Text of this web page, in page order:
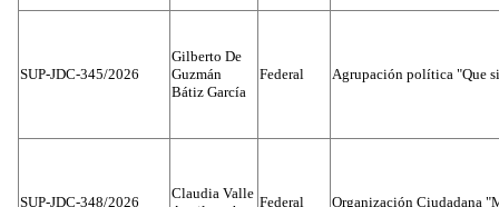
SUP-JDC-345/2026
Gilberto De
Guzmán
Bátiz García
Federal Agrupación política "Que
SUP-JDC-348/2026
Claudia Valle
Federal Organización Ciudadana